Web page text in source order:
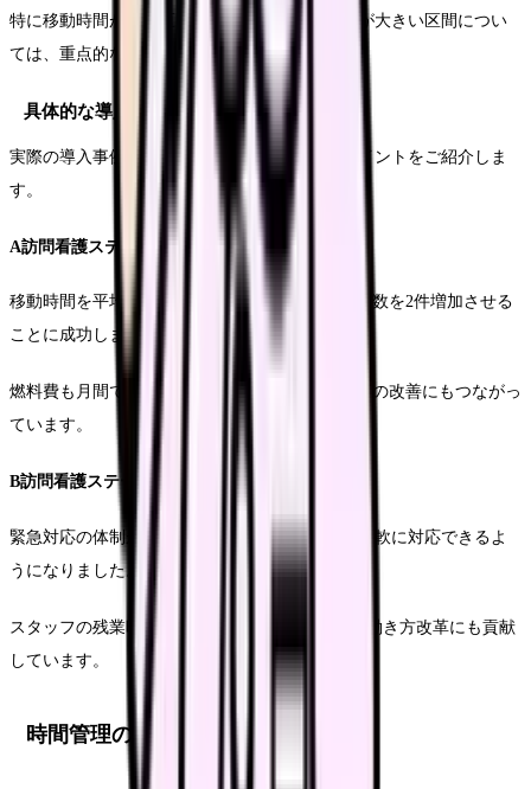
特に移動時間が長い区間や、時間帯による変動が大きい区間につい
ては、重点的な見直しを行います。
具体的な導入効果と成功事例
実際の導入事例から、具体的な効果と成功のポイントをご紹介しま
す。
A訪問看護ステーションの事例
移動時間を平均20%削減し、一日あたりの訪問件数を2件増加させる
ことに成功しました。
燃料費も月間で約15%の削減を実現し、経営面での改善にもつながっ
ています。
B訪問看護ステーションの事例
緊急対応の体制が整備され、計画外の訪問にも柔軟に対応できるよ
うになりました。
スタッフの残業時間も月平均で5時間削減され、働き方改革にも貢献
しています。
時間管理の効率化